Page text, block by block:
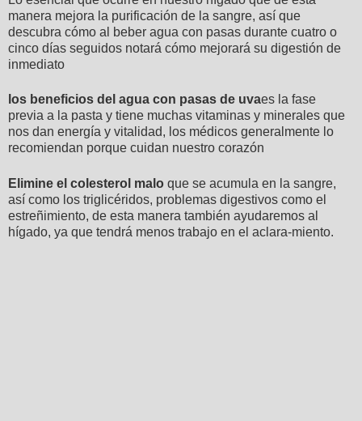
manera mejora la purificación de la sangre, así que
descubra cómo al beber agua con pasas durante cuatro o
cinco días seguidos notará cómo mejorará su digestión de
inmediato
los beneficios del agua con pasas de uvaes la fase
previa a la pasta y tiene muchas vitaminas y minerales que
nos dan energía y vitalidad, los médicos generalmente lo
recomiendan porque cuidan nuestro corazón
Elimine el colesterol malo que se acumula en la sangre,
así como los triglicéridos, problemas digestivos como el
estreñimiento, de esta manera también ayudaremos al
hígado, ya que tendrá menos trabajo en el aclara-miento.